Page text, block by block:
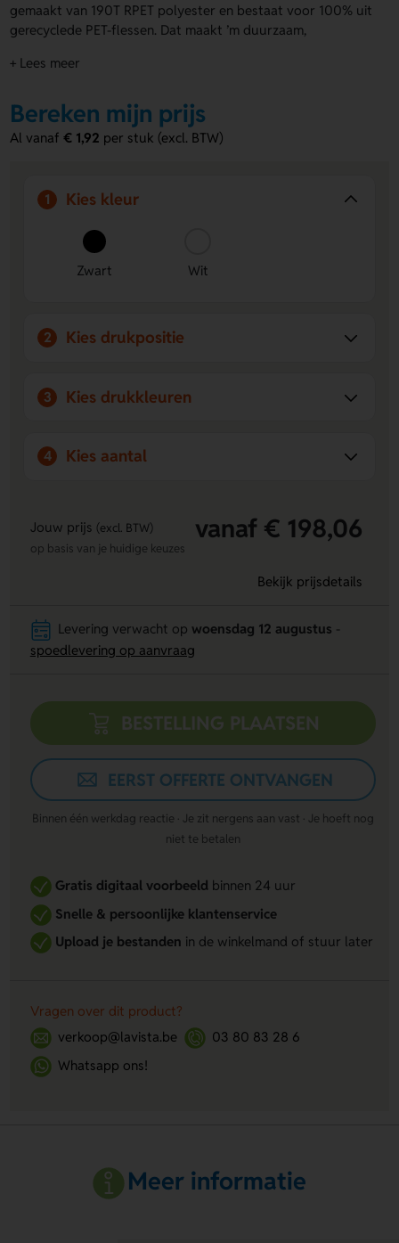
gemaakt van 190T RPET polyester en bestaat voor 100% uit
gerecyclede PET-flessen. Dat maakt ’m duurzaam,
tas snel op in de pouch aan de binnenzijde. Daarna neem je
drukposities 1st side en 2nd side zet je eenvoudig een logo,
naam of eigen ontwerp erop. Inhoud: 10 liter. Bestel of vraag
een prijs op.
Opvouwbare Winkeltas
Duurzaam materiaal
PET-flessen en dus een slimme, milieuvriendelijke keuze.
Makkelijk mee te nemen
- Vouw de tas snel op in de
eigen ontwerp drukken op 1st side of 2nd side.
+ Lees meer
Bereken mijn prijs
Al vanaf€ 1,92 per stuk (excl. BTW)
1 Kies kleur
Zwart Wit
2 Kies drukpositie
3 Kies drukkleuren
4 Kies aantal
Jouw prijs (excl. BTW) vanaf € 198,06
op basis van je huidige keuzes
Bekijk prijsdetails
Levering verwacht op woensdag 12 augustus
spoedlevering op aanvraag
BESTELLING PLAATSEN
EERST OFFERTE ONTVANGEN
Binnen één werkdag reactie · Je zit nergens aan vast · Je hoeft nog
niet te betalen
Gratis digitaal voorbeeldbinnen 24 uur
Snelle & persoonlijke klantenservice
Upload je bestanden in de winkelmand of stuur later
Vragen over dit product?
verkoop@lavista.be
03 80 83 28 6
Whatsapp ons!
Meer informatie